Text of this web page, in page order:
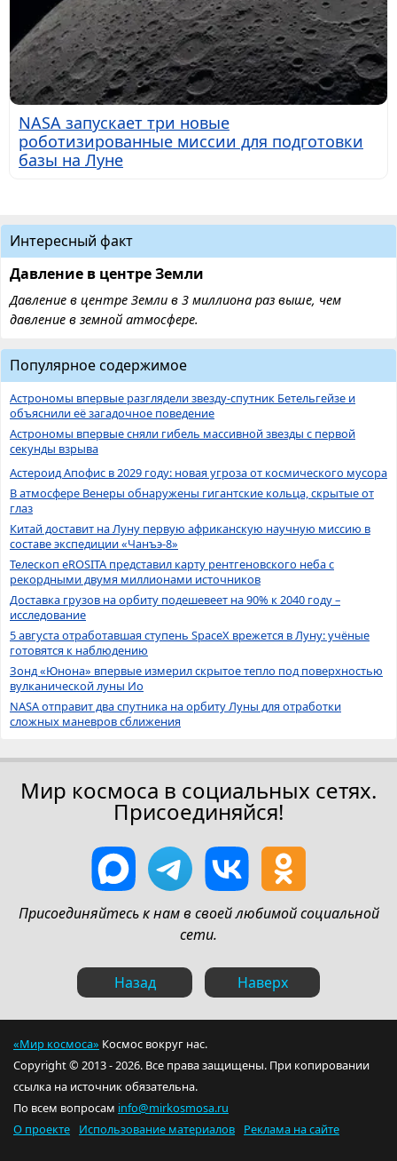
NASA запускает три новые
роботизированные миссии для подготовки
базы на Луне
Интересный факт
Давление в центре Земли
Давление в центре Земли в 3 миллиона раз выше, чем
давление в земной атмосфере.
Популярное содержимое
Астрономы впервые разглядели звезду-спутник Бетельгейзе и
объяснили её загадочное поведение
Астрономы впервые сняли гибель массивной звезды с первой
секунды взрыва
Астероид Апофис в 2029 году: новая угроза от космического мусора
В атмосфере Венеры обнаружены гигантские кольца, скрытые от
глаз
Китай доставит на Луну первую африканскую научную миссию в
составе экспедиции «Чанъэ-8»
Телескоп eROSITA представил карту рентгеновского неба с
рекордными двумя миллионами источников
Доставка грузов на орбиту подешевеет на 90% к 2040 году –
исследование
5 августа отработавшая ступень SpaceX врежется в Луну: учёные
готовятся к наблюдению
Зонд «Юнона» впервые измерил скрытое тепло под поверхностью
вулканической луны Ио
NASA отправит два спутника на орбиту Луны для отработки
сложных маневров сближения
Мир космоса в социальных сетях.
Присоединяйся!
Присоединяйтесь к нам в своей любимой социальной
сети.
Назад Наверх
«Мир космоса» Космос вокруг нас.
Copyright © 2013 - 2026. Все права защищены. При копировании
ссылка на источник обязательна.
По всем вопросам info@mirkosmosa.ru
О проекте
Использование материалов Реклама на сайте